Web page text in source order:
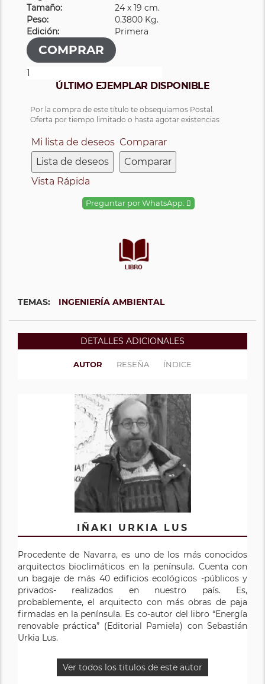
Tamaño:
24 x 19 cm.
Peso:
0.3800 Kg.
Edición:
Primera
ÚLTIMO EJEMPLAR DISPONIBLE
Por la compra de este título te obsequiamos Postal.
Oferta por tiempo limitado o hasta agotar existencias
Mi lista de deseos
Lista de deseos
Comparar
Comparar
Vista Rápida
Preguntar por WhatsApp:
TEMAS: INGENIERÍA AMBIENTAL
DETALLES ADICIONALES
AUTOR RESEÑA ÍNDICE
IÑAKI URKIA LUS
Procedente de Navarra, es uno de los más conocidos
arquitectos bioclimáticos en la península. Cuenta con
un bagaje de más 40 edificios ecológicos -públicos y
privados- realizados en nuestro país. Es,
probablemente, el arquitecto con más obras de paja
firmadas en la península. Es co-autor del libro “Energía
renovable práctica” (Editorial Pamiela) con Sebastián
Urkia Lus.
Ver todos los titulos de este autor